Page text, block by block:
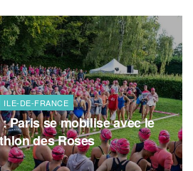
ILE-DE-FRANCE
Paris se mobilise avec le
des Roses